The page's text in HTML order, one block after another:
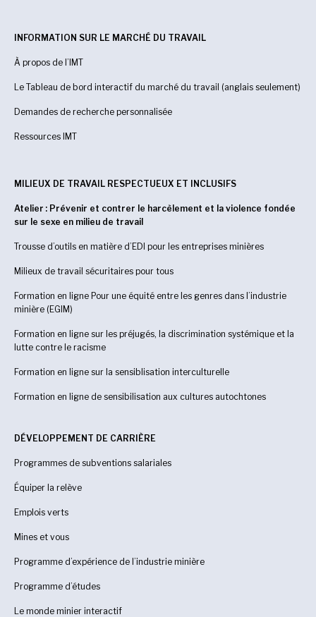
INFORMATION SUR LE MARCHÉ DU TRAVAIL
À propos de l’IMT
Le Tableau de bord interactif du marché du travail (anglais seulement)
Demandes de recherche personnalisée
Ressources IMT
MILIEUX DE TRAVAIL RESPECTUEUX ET INCLUSIFS
Atelier : Prévenir et contrer le harcèlement et la violence fondée
sur le sexe en milieu de travail
Trousse d’outils en matière d’EDI pour les entreprises minières
Milieux de travail sécuritaires pour tous
Formation en ligne Pour une équité entre les genres dans l’industrie
minière (EGIM)
Formation en ligne sur les préjugés, la discrimination systémique et la
lutte contre le racisme
Formation en ligne sur la sensiblisation interculturelle
Formation en ligne de sensibilisation aux cultures autochtones
DÉVELOPPEMENT DE CARRIÈRE
Programmes de subventions salariales
Équiper la relève
Emplois verts
Mines et vous
Programme d’expérience de l’industrie minière
Programme d’études
Le monde minier interactif